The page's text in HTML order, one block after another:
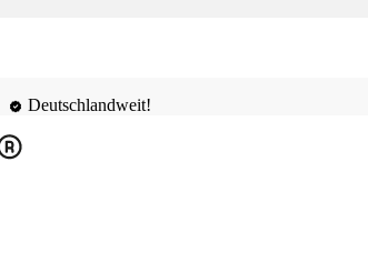
Deutschlandweit!